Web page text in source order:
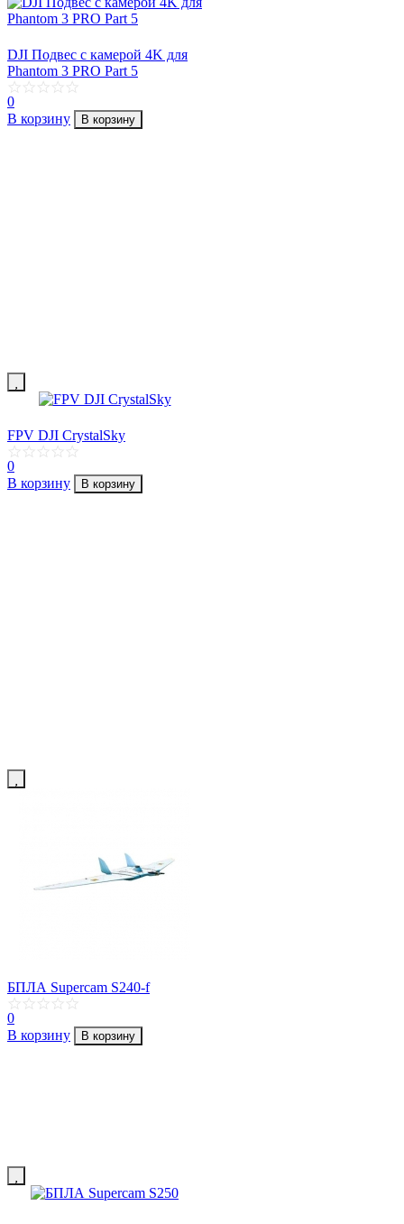
DJI Подвес с камерой 4K для
Phantom 3 PRO Part 5
0
В корзину
В корзину
FPV DJI CrystalSky
0
В корзину
В корзину
БПЛА Supercam S240-f
0
В корзину
В корзину